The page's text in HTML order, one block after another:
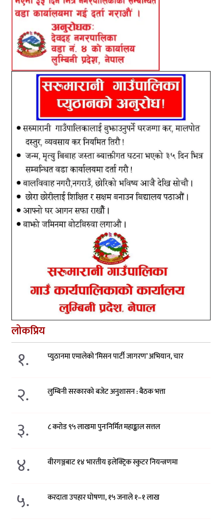
लोकप्रिय
१. प्युठानमा एमालेको ‘मिसन पार्टी जागरण’ अभियान, चार
२. लुम्बिनी सरकारको बजेट अनुशासन : बैठक भत्ता
३. ८ करोड ९५ लाखमा पुनःनिर्मित महाङ्काल सत्तल
४. वीरगञ्जबाट १४ भारतीय इलेक्ट्रिक स्कुटर नियन्त्रणमा
५. करदाता उपहार घोषणा, १५ जनाले १–१ लाख